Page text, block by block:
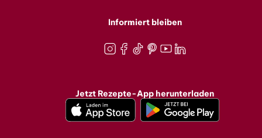
Informiert bleiben
Jetzt Rezepte-App herunterladen